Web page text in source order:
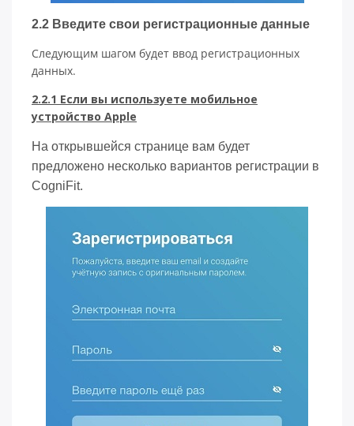
2.2 Введите свои регистрационные данные
Следующим шагом будет ввод регистрационных
данных.
2.2.1 Если вы используете мобильное
устройство Apple
На открывшейся странице вам будет
предложено несколько вариантов регистрации в
CogniFit.